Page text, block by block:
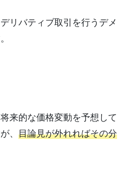
リバティブ取引を行うデメ
来的な価格変動を予想して
、 目論見が外れればその分